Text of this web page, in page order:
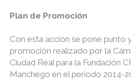
Plan de Promoción
Con esta acción se pone punto
promoción realizado por la
Ciudad Real para la Fundación
Manchego en el periodo 2014-